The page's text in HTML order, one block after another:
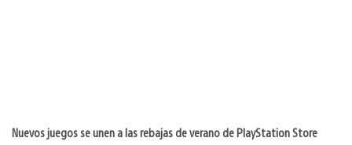
Nuevos juegos se unen a las rebajas de verano de PlayStation Store